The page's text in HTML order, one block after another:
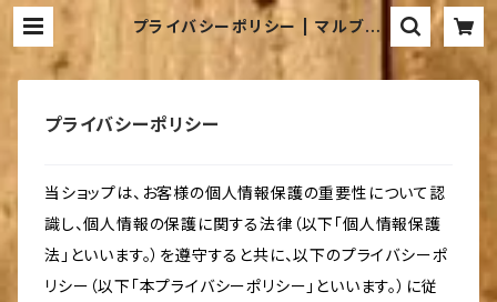
プライバシーポリシー | マルブ
ン‐“ウチマル” キッチン-
プライバシーポリシー
当ショップは、お客様の個人情報保護の重要性について認
識し、個人情報の保護に関する法律（以下「個人情報保護
法」といいます。）を遵守すると共に、以下のプライバシーポ
リシー（以下「本プライバシーポリシー」といいます。）に従